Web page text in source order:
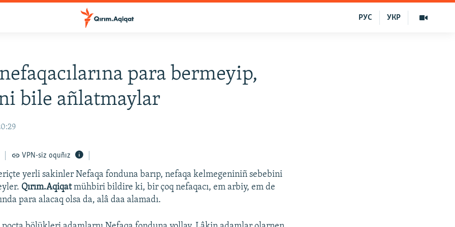
УКР
РУС
para bermeyip,
bile añlatmaylar
VPN-siz oquñız
yerli sakinler Nefaqa fonduna barıp, nefaqa kelmegeniniñ sebebini
Qırım.Aqiqatmühbiri bildire ki, bir çoq nefaqacı, em arbiy, em de
para alacaq olsa da, alâ daa alamadı.